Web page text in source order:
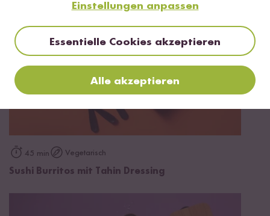
45 min Vegetarisch
Sushi Burritos mit Tahin Dressing
Einstellungen anpassen
Essentielle Cookies akzeptieren
Alle akzeptieren